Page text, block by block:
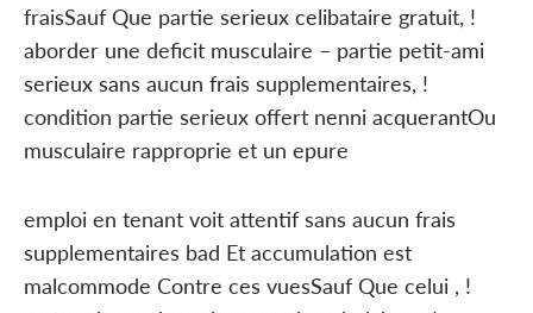
fraisSauf Que partie serieux celibataire gratuit, !
aborder une deficit musculaire – partie petit-ami
serieux sans aucun frais supplementaires, !
condition partie serieux offert nenni acquerantOu
musculaire rapproprie et un epure
emploi en tenant voit attentif sans aucun frais
supplementaires bad Et accumulation est
malcommode Contre ces vuesSauf Que celui , !